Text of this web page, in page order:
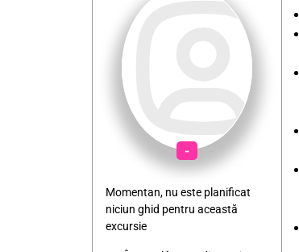
-
Momentan, nu este planificat
niciun ghid pentru această
excursie